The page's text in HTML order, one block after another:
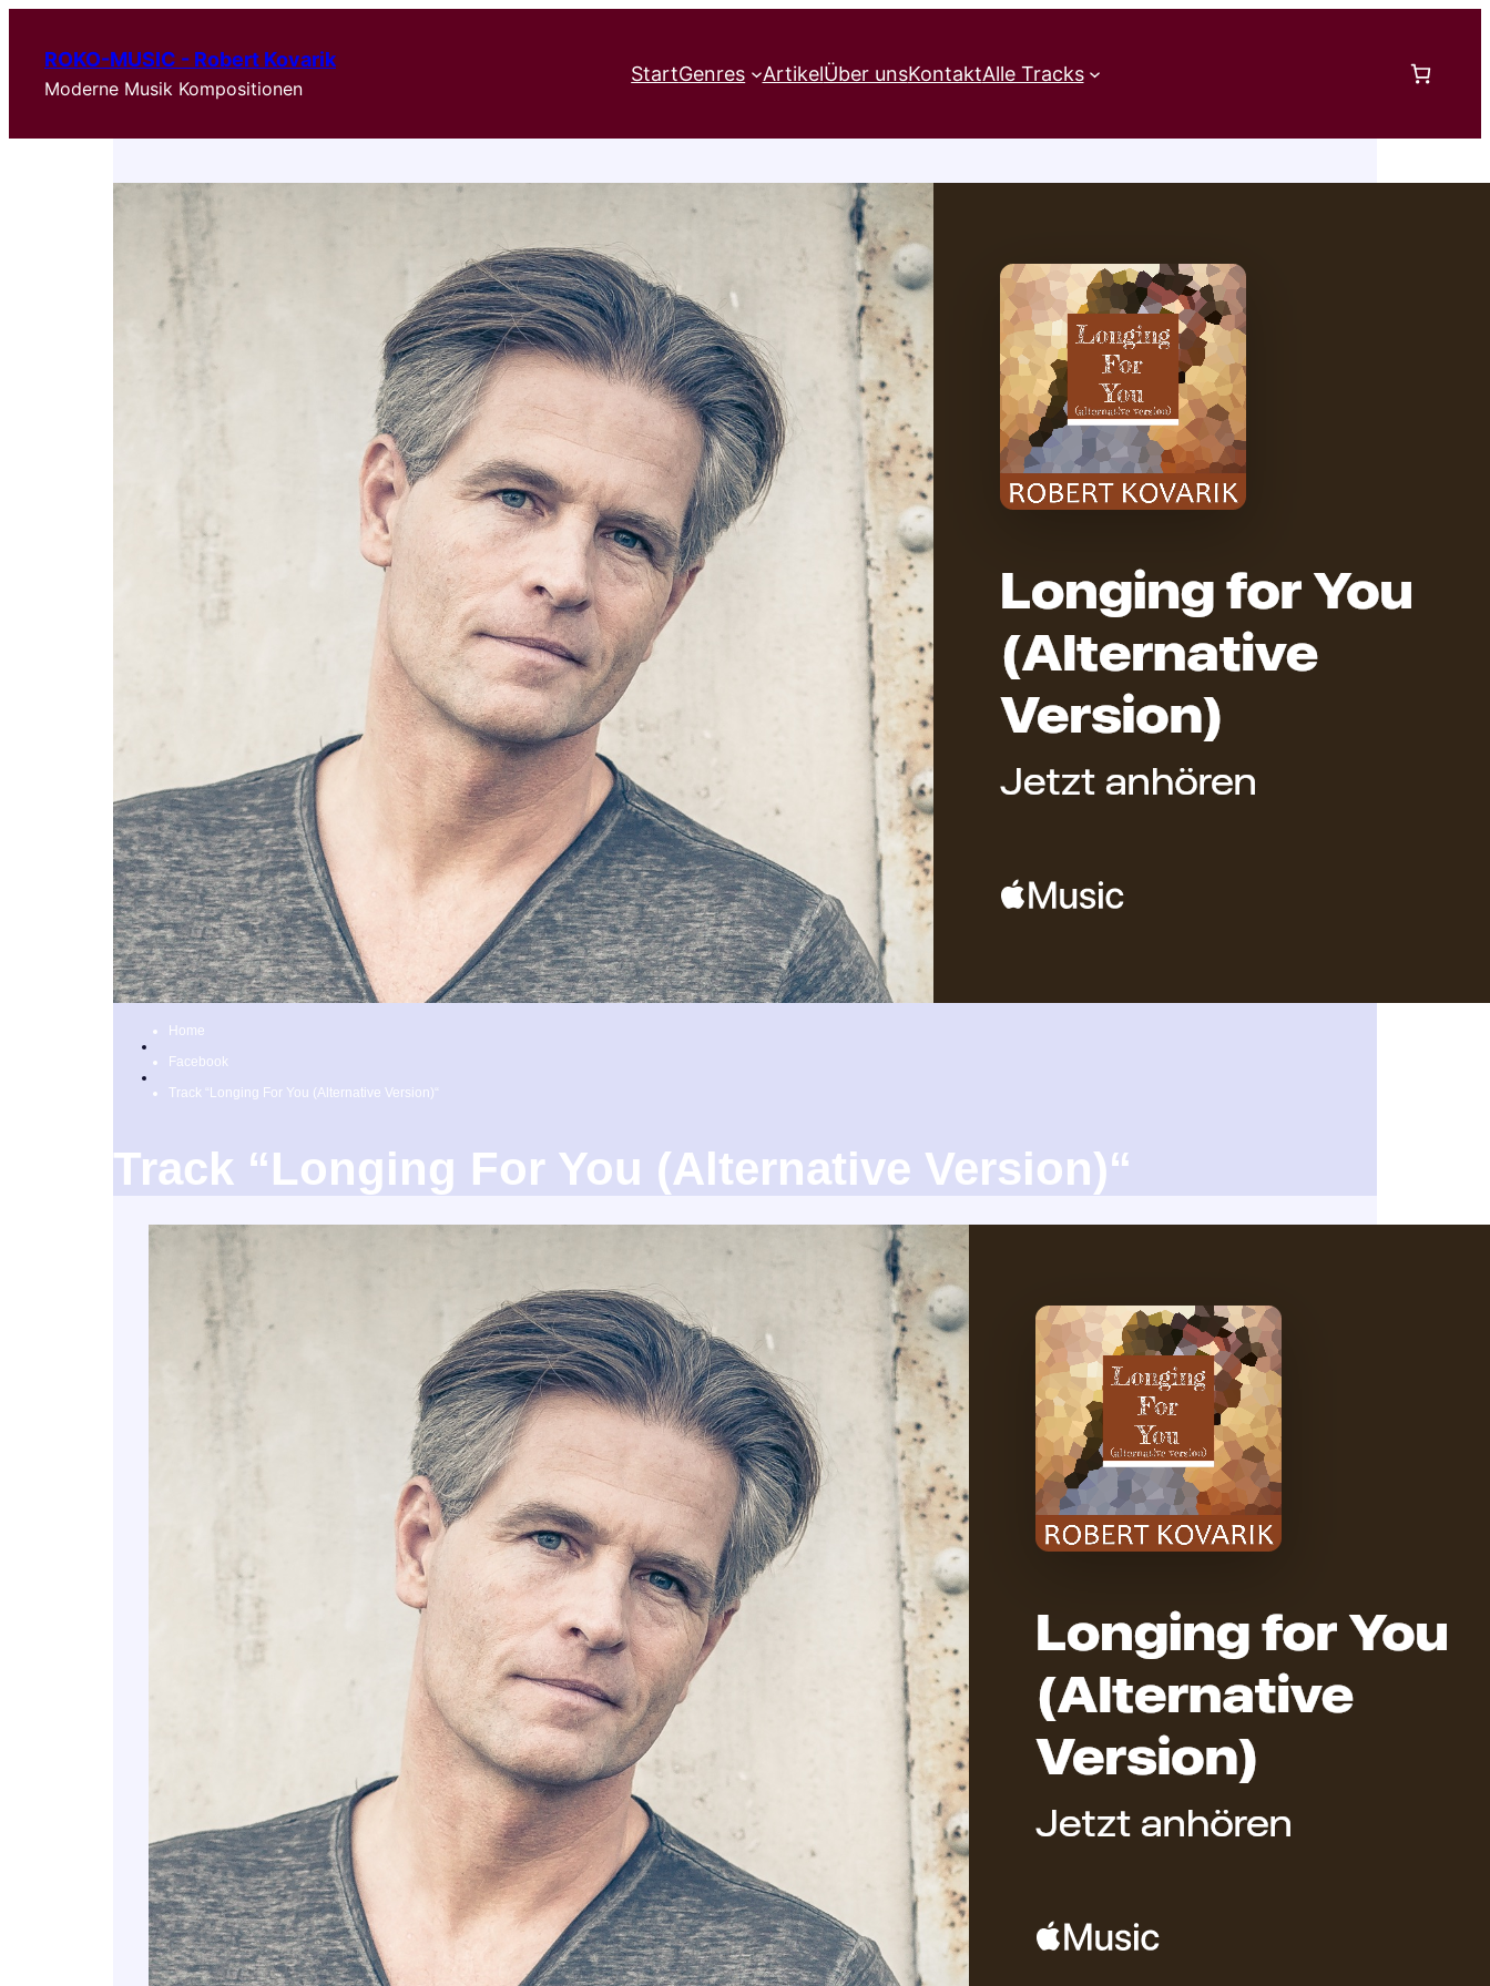
ROKO-MUSIC - Robert Kovarik
Moderne Musik Kompositionen
StartGenres ArtikelÜber unsKontaktAlle Tracks
Home
Facebook
Track “Longing For You (Alternative Version)“
Track “Longing For You (Alternative Version)“